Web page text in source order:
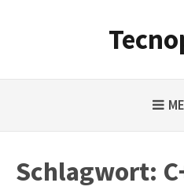
Schlagwort: